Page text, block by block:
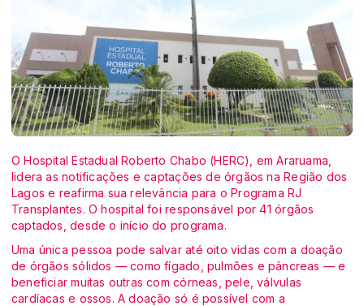
O Hospital Estadual Roberto Chabo (HERC), em Araruama,
lidera as notificações e captações de órgãos na Região dos
Lagos e reafirma sua relevância para o Programa RJ
Transplantes. O hospital foi responsável por 41 órgãos
captados, desde o início do programa.
Uma única pessoa pode salvar até oito vidas com a doação
de órgãos sólidos — como fígado, pulmões e pâncreas — e
beneficiar muitas outras com córneas, pele, válvulas
cardíacas e ossos. A doação só é possível com a